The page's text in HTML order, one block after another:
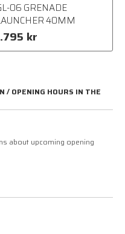
06 GRENADE
40MM
kr
/ OPENING HOURS IN THE
about upcoming opening